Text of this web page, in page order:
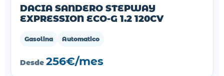
DACIA SANDERO STEPWAY
EXPRESSION ECO-G 1.2 120CV
Gasolina Automatico
Desde 256€/mes